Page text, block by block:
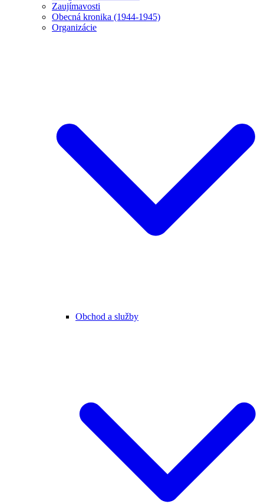
Zaujímavosti
Obecná kronika (1944-1945)
Organizácie
Obchod a služby